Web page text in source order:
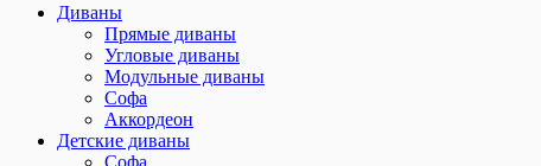
Диваны
Прямые диваны
Угловые диваны
Модульные диваны
Софа
Аккордеон
Детские диваны
Софа